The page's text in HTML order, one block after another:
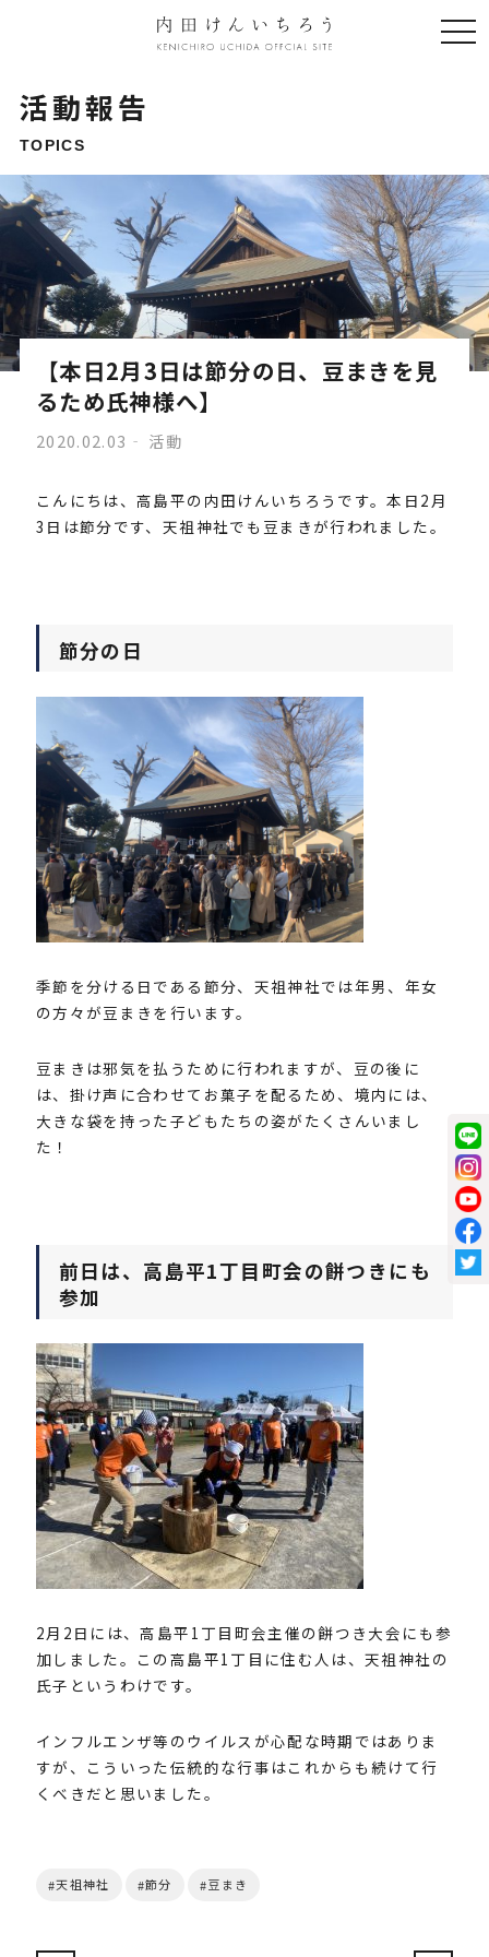
活動報告
TOPICS
【本日2月3日は節分の日、豆まきを見
るため氏神様へ】
2020.02.03 活動
こんにちは、高島平の内田けんいちろうです。本日2月
3日は節分です、天祖神社でも豆まきが行われました。
節分の日
季節を分ける日である節分、天祖神社では年男、年女
の方々が豆まきを行います。
豆まきは邪気を払うために行われますが、豆の後に
は、掛け声に合わせてお菓子を配るため、境内には、
大きな袋を持った子どもたちの姿がたくさんいまし
た！
前日は、高島平1丁目町会の餅つきにも
参加
2月2日には、高島平1丁目町会主催の餅つき大会にも参
加しました。この高島平1丁目に住む人は、天祖神社の
氏子というわけです。
インフルエンザ等のウイルスが心配な時期ではありま
すが、こういった伝統的な行事はこれからも続けて行
くべきだと思いました。
天祖神社 節分 豆まき